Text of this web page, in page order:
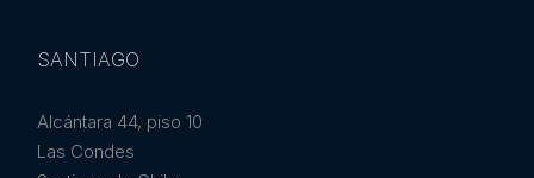
SANTIAGO
Alcántara 44, piso 10
Las Condes